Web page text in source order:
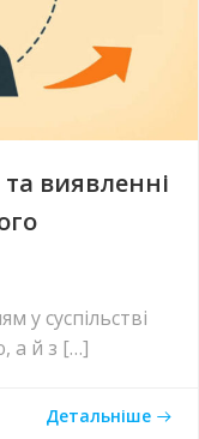
та виявленні
у суспільстві
а й з […]
Детальніше